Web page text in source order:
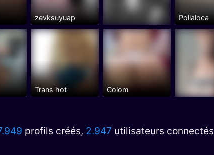
zevksuyuap Pollaloca
Trans hot Colom
profils créés, 2.947 utilisateurs connectés